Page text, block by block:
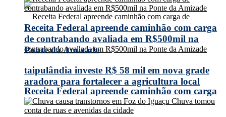
Receita Federal apreende caminhão com carga
Receita Federal apreende caminhão com carga
de contrabando avaliada em R$500mil na
Ponte da Amizade
taipulândia investe R$ 58 mil em nova grade
aradora para fortalecer a agricultura local